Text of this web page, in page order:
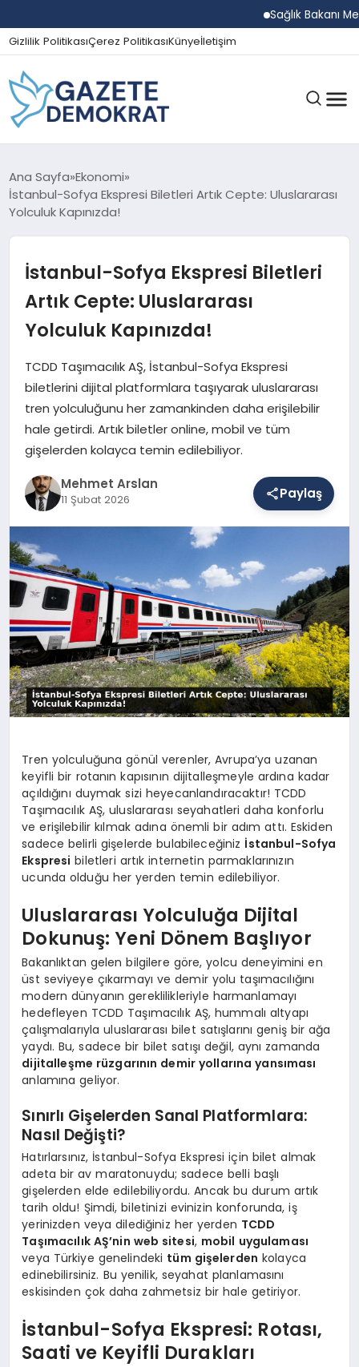
Sağlık Bakanı
Gizlilik PolitikasıÇerez PolitikasıKünyeİletişim
GÜNDEM
EKONOMI
SPOR
SAĞLIK
EĞITIM
DÜNYA
YAŞAM
Ana Sayfa Ekonomi
İstanbul-Sofya Ekspresi Biletleri Artık Cepte: Uluslararası
Yolculuk Kapınızda!
İstanbul-Sofya Ekspresi Biletleri
Artık Cepte: Uluslararası
Yolculuk Kapınızda!
TCDD Taşımacılık AŞ, İstanbul-Sofya Ekspresi
biletlerini dijital platformlara taşıyarak uluslararası
tren yolculuğunu her zamankinden daha erişilebilir
hale getirdi. Artık biletler online, mobil ve tüm
gişelerden kolayca temin edilebiliyor.
Mehmet Arslan
11 Şubat 2026 Paylaş
Tren yolculuğuna gönül verenler, Avrupa’ya uzanan
keyifli bir rotanın kapısının dijitalleşmeyle ardına kadar
açıldığını duymak sizi heyecanlandıracaktır! TCDD
Taşımacılık AŞ, uluslararası seyahatleri daha konforlu
ve erişilebilir kılmak adına önemli bir adım attı. Eskiden
sadece belirli gişelerde bulabileceğiniz İstanbul-Sofya
Ekspresi biletleri artık internetin parmaklarınızın
ucunda olduğu her yerden temin edilebiliyor.
Uluslararası Yolculuğa Dijital
Dokunuş: Yeni Dönem Başlıyor
Bakanlıktan gelen bilgilere göre, yolcu deneyimini en
üst seviyeye çıkarmayı ve demir yolu taşımacılığını
modern dünyanın gereklilikleriyle harmanlamayı
hedefleyen TCDD Taşımacılık AŞ, hummalı altyapı
çalışmalarıyla uluslararası bilet satışlarını geniş bir ağa
yaydı. Bu, sadece bir bilet satışı değil, aynı zamanda
dijitalleşme rüzgarının demir yollarına yansıması
anlamına geliyor.
Sınırlı Gişelerden Sanal Platformlara:
Nasıl Değişti?
Hatırlarsınız, İstanbul-Sofya Ekspresi için bilet almak
adeta bir av maratonuydu; sadece belli başlı
gişelerden elde edilebiliyordu. Ancak bu durum artık
tarih oldu! Şimdi, biletinizi evinizin konforunda, iş
yerinizden veya dilediğiniz her yerden TCDD
Taşımacılık AŞ’nin web sitesi, mobil uygulaması
veya Türkiye genelindeki tüm gişelerden kolayca
edinebilirsiniz. Bu yenilik, seyahat planlamasını
eskisinden çok daha zahmetsiz bir hale getiriyor.
İstanbul-Sofya Ekspresi: Rotası,
Saati ve Keyifli Durakları